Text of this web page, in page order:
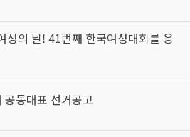
성의 날! 41번째 한국여성대회를 응
동대표 선거공고